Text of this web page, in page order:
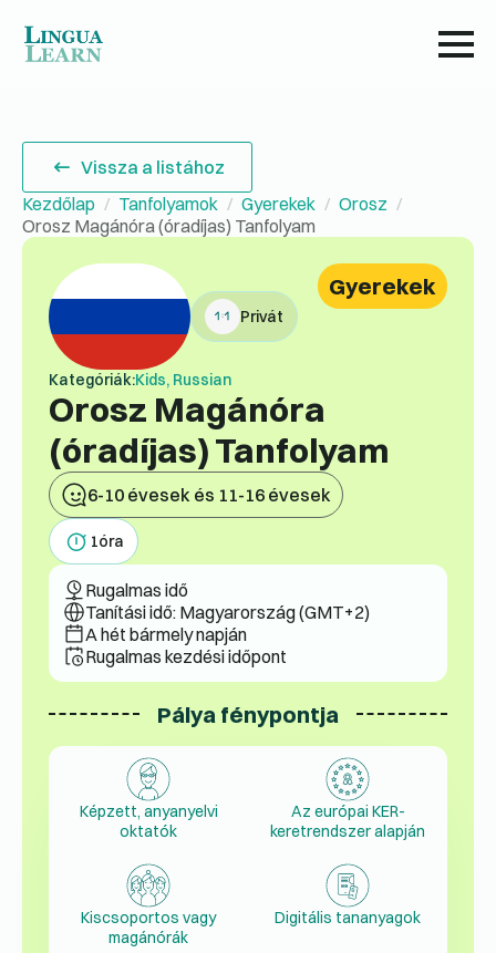
Vissza a listához
Kezdőlap
Tanfolyamok Gyerekek
Orosz
Orosz Magánóra (óradíjas) Tanfolyam
Privát
Kategóriák:Kids, Russian
Orosz Magánóra
(óradíjas) Tanfolyam
6-10 évesek és 11-16 évesek
Gyerekek
1óra
Rugalmas idő
Tanítási idő: Magyarország (GMT+2)
A hét bármely napján
Rugalmas kezdési időpont
Pálya fénypontja
Képzett, anyanyelvi
oktatók
Az európai KER-
keretrendszer alapján
Kiscsoportos vagy
magánórák
Digitális tananyagok